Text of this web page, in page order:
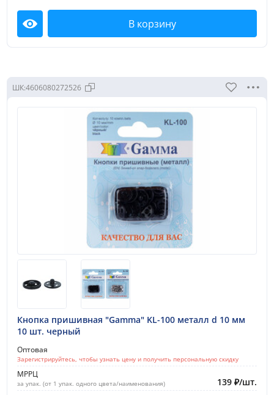
Тип товара:
Кнопка
Бренд:
"альфа"
"с глазком"
курточные
магнитные
Посмотреть В корзину
ШК:4606080272526
Кнопка пришивная "Gamma" KL-100 металл d 10 мм
10 шт. черный
Оптовая
Зарегистрируйтесь, чтобы узнать цену и получить персональную скидку
МРРЦ
за упак. (от 1 упак. одного цвета/наименования) 139 ₽/шт.